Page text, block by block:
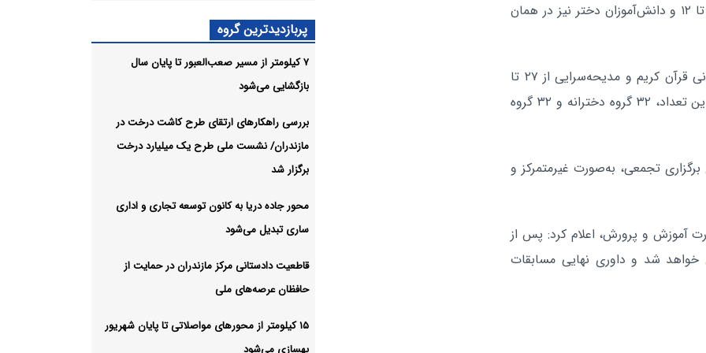
بر اساس برنامه اعلام شده، دانش‌آموزان پسر از ساعت ۸ تا ۱۲ و دانش‌آموزان دختر نیز در همان
مسابقات مقدماتی این دوره از رقابت‌ها در بخش همخوانی قرآن کریم و مدیحه‌سرایی از ۲۷ تا
۳۰ دی‌ماه سال گذشته با حضور ۶۴ گروه برگزار شد که از این تعداد، ۳۲ گروه دخترانه و ۳۲ گروه
تجمعی، به‌صورت غیرمتمرکز و
آموزش و پرورش، اعلام کرد: پس از
شد و داوری نهایی مسابقات
پربازدیدترین گروه
۷ کیلومتر از مسیر صعب‌العبور تا پایان سال
بازگشایی می‌شود
بررسی راهکارهای ارتقای طرح کاشت درخت در
مازندران/ نشست ملی طرح یک میلیارد درخت
برگزار شد
محور جاده دریا به کانون توسعه تجاری و اداری
ساری تبدیل می‌شود
قاطعیت دادستانی مرکز مازندران در حمایت از
حافظان عرصه‌های ملی
۱۵ کیلومتر از محورهای مواصلاتی تا پایان شهریور
بهسازی می‌شود